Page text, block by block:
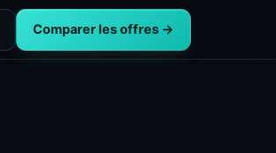
Comparer les offres →